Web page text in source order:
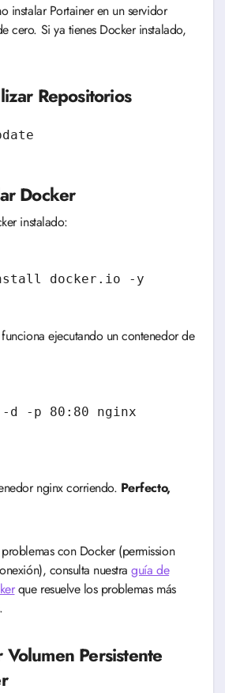
instalar Portainer en un servidor
cero. Si ya tienes Docker instalado,
Repositorios
Docker
instalado:
ejecutando un contenedor de
d -p 80:80 nginx
nginx corriendo. Perfecto,
con Docker (permission
consulta nuestraguía de
que resuelve los problemas más
Volumen Persistente